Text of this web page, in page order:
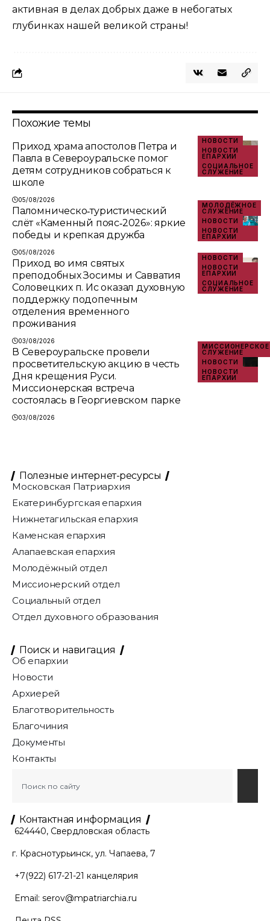
активная в делах добрых даже в небогатых
глубинках нашей великой страны!
Похожие темы
НОВОСТИ
НОВОСТИ
ЕПАРХИИ
СОЦИАЛЬНОЕ
СЛУЖЕНИЕ
Приход храма апостолов Петра и
Павла в Североуральске помог
детям сотрудников собраться к
школе
05/08/2026
МОЛОДЁЖНОЕ
СЛУЖЕНИЕ
НОВОСТИ
НОВОСТИ
ЕПАРХИИ
Паломническо‑туристический
слёт «Каменный пояс‑2026»: яркие
победы и крепкая дружба
05/08/2026
НОВОСТИ
НОВОСТИ
ЕПАРХИИ
СОЦИАЛЬНОЕ
СЛУЖЕНИЕ
Приход во имя святых
преподобных Зосимы и Савватия
Соловецких п. Ис оказал духовную
поддержку подопечным
отделения временного
проживания
03/08/2026
МИССИОНЕРСКОЕ
СЛУЖЕНИЕ
НОВОСТИ
НОВОСТИ
ЕПАРХИИ
В Североуральске провели
просветительскую акцию в честь
Дня крещения Руси.
Миссионерская встреча
состоялась в Георгиевском парке
03/08/2026
Полезные интернет-ресурсы
Московская Патриархия
Екатеринбургская епархия
Нижнетагильская епархия
Каменская епархия
Алапаевская епархия
Молодёжный отдел
Миссионерский отдел
Социальный отдел
Отдел духовного образования
Поиск и навигация
Об епархии
Новости
Архиерей
Благотворительность
Благочиния
Документы
Контакты
Контактная информация
624440, Свердловская область
г. Краснотурьинск, ул. Чапаева, 7
+7(922) 617-21-21 канцелярия
Email: serov@mpatriarchia.ru